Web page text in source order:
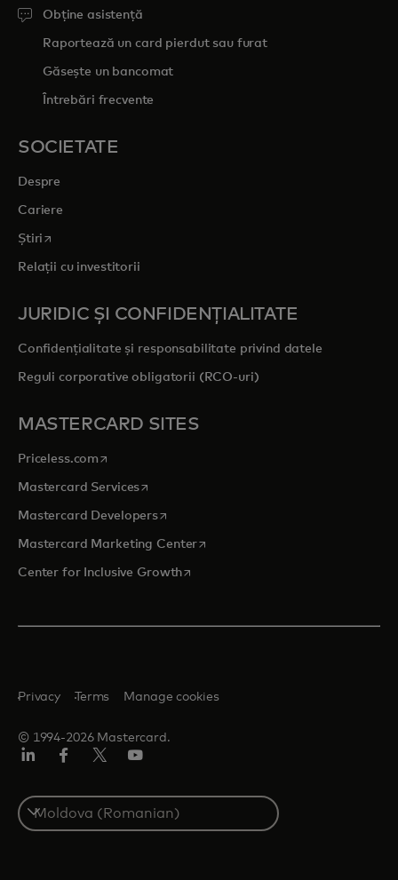
Obține asistență
Raportează un card pierdut sau furat
Găsește un bancomat
Întrebări frecvente
SOCIETATE
Despre
Cariere
Știri opens in a new tab
Relații cu investitorii
JURIDIC ȘI CONFIDENȚIALITATE
Confidențialitate și responsabilitate privind datele
Reguli corporative obligatorii (RCO-uri)
MASTERCARD SITES
Priceless.com opens in a new tab
Mastercard Servicesopens in a new tab
Mastercard Developersopens in a new tab
Mastercard Marketing Centeropens in a new tab
Center for Inclusive Growthopens in a new tab
© 1994-2026 Mastercard.
Privacy Terms Manage cookies
Select
a
country